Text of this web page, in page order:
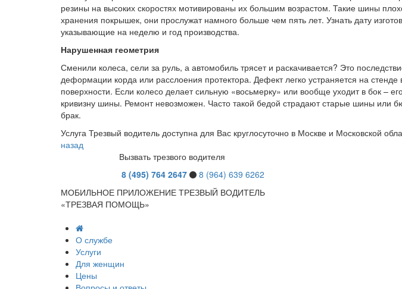
резины на высоких скоростях мотивированы их большим возрастом. Такие шины
хранения покрышек, они прослужат намного больше чем пять лет. Узнать дату
указывающие на неделю и год производства.
Нарушенная геометрия
Сменили колеса, сели за руль, а автомобиль трясет и раскачивается? Это
деформации корда или расслоения протектора. Дефект легко устраняется на
поверхности. Если колесо делает сильную «восьмерку» или вообще уходит в бок –
кривизну шины. Ремонт невозможен. Часто такой бедой страдают старые шины или
брак.
Услуга Трезвый водитель доступна для Вас круглосуточно в Москве и Московской
назад
Вызвать трезвого водителя
8 (495 ) 764 2647 8 (964) 639 6262
МОБИЛЬНОЕ ПРИЛОЖЕНИЕ ТРЕЗВЫЙ ВОДИТЕЛЬ
«ТРЕЗВАЯ ПОМОЩЬ»
О службе
Услуги
Для женщин
Цены